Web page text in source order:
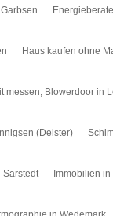
Haus kaufen ohne
messen, Blowerdoor in
(Deister)
Sarstedt Immobilien in